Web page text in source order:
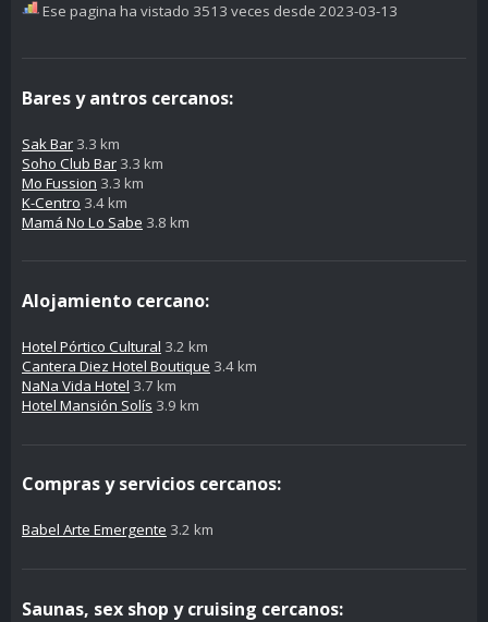
Ese pagina ha vistado 3513 veces desde 2023-03-13
Bares y antros cercanos:
Sak Bar 3.3 km
Soho Club Bar 3.3 km
Mo Fussion 3.3 km
K-Centro 3.4 km
Mamá No Lo Sabe 3.8 km
Alojamiento cercano:
Hotel Pórtico Cultural 3.2 km
Cantera Diez Hotel Boutique 3.4 km
NaNa Vida Hotel 3.7 km
Hotel Mansión Solís 3.9 km
Compras y servicios cercanos:
Babel Arte Emergente 3.2 km
Saunas, sex shop y cruising cercanos: